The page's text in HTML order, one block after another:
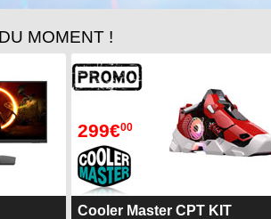
MOMENT !
299€00
Cooler Master CPT KIT